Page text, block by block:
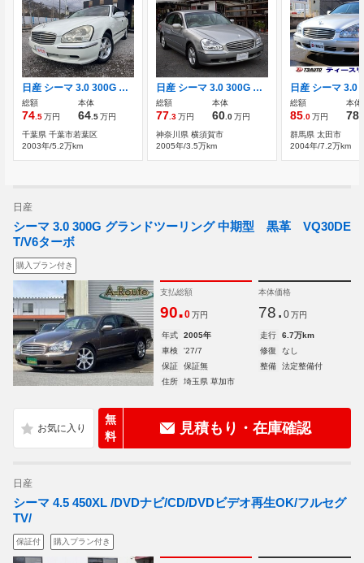
日産 シーマ 3.0 300G フルノーマル純正オーディオマルチレス
総額
74.5万円
本体
64.5万円
千葉県 千葉市若葉区
2003年/5.2万km
日産 シーマ 3.0 300G 純正アルミ
総額
77.3万円
本体
60.0万円
神奈川県 横須賀市
2005年/3.5万km
総額
85.0万円
本体
78
群馬県 太田市
2004年/7.2万km
日産
シーマ 3.0 300G グランドツーリング 中期型 黒革 VQ30DE
T/V6ターボ
購入プラン付き
支払総額
90.0 万円
本体価格
78. 0 万円
年式 2005年 走行
6.7万km
車検
'27/7 修復
なし
保証
保証無 整備
法定整備付
住所
埼玉県 草加市
無
料
見積もり・在庫確認
日産
シーマ 4.5 450XL /DVDナビ/CD/DVDビデオ再生OK/フルセグ
TV/
保証付 購入プラン付き